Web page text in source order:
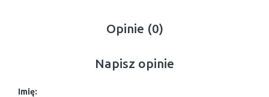
Opinie (0)
Napisz opinie
Imię: